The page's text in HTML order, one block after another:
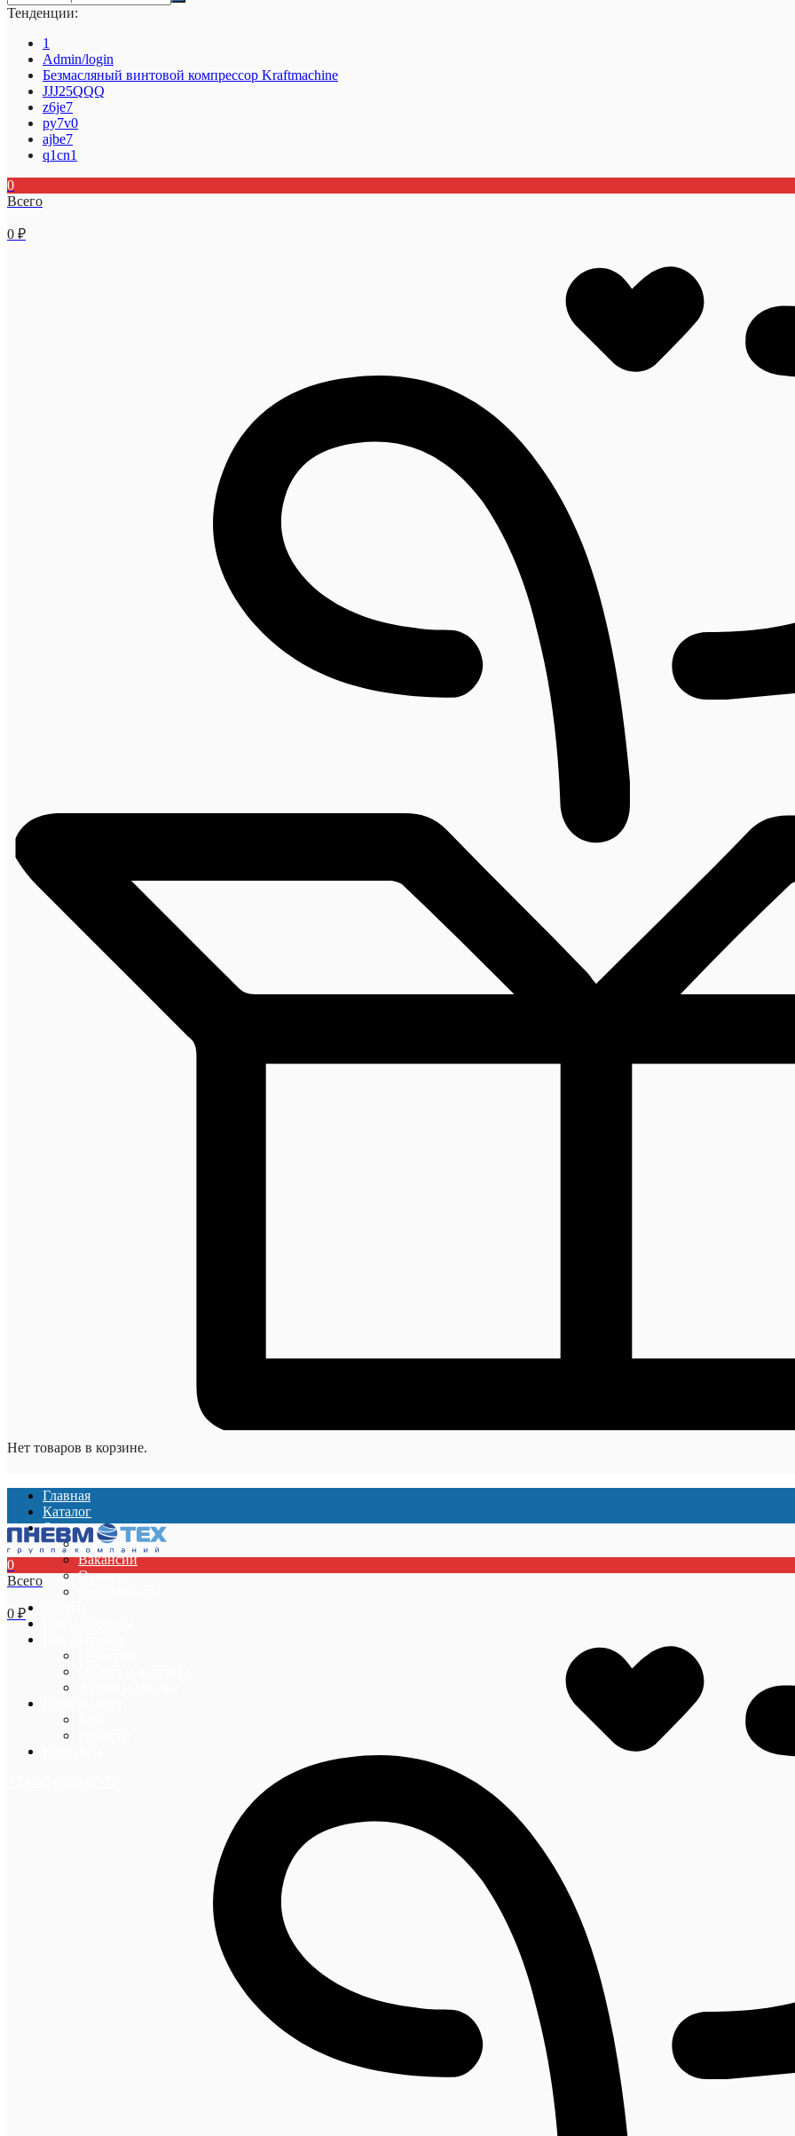
Тенденции:
1
Admin/login
Безмасляный винтовой компрессор Kraftmaсhine
JJJ25QQQ
z6je7
py7v0
ajbe7
q1cn1
0
Всего
0 ₽
Нет товаров в корзине.
Главная
Каталог
О компании
О компании
Вакансии
Отзывы
0
Всего
0 ₽